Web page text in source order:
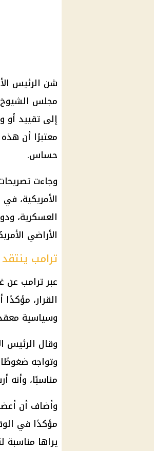
شن الرئيس
مجلس الشيوخ
إلى تقييد
معتبرًا أن
حساس.
وجاءت
الأمريكية،
العسكرية،
الأراضي
ترامب
عبر ترامب عن
القرار،
وسياسية
وقال الرئيس
وتواجه
مناسبًا،
وأضاف أن
مؤكدًا في
يراها مناسبة